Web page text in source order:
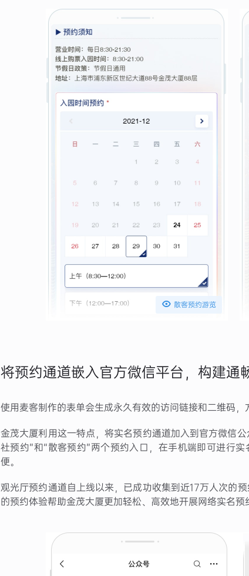
 散客预约游览
将预约通道嵌入官方微信平台，构建通
使用麦客制作的表单会生成永久有效的访问链接和二维码，
金茂大厦利用这一特点，将实名预约通道加入到官方微信
社预约”和“散客预约”两个预约入口，在手机端即可进行
便。
观光厅预约通道自上线以来，已成功收集到近17万人次的
的预约体验帮助金茂大厦更加轻松、高效地开展网络实名预